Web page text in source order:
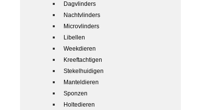
Dagvlinders
Nachtvlinders
Microvlinders
Libellen
Weekdieren
Kreeftachtigen
Stekelhuidigen
Manteldieren
Sponzen
Holtedieren